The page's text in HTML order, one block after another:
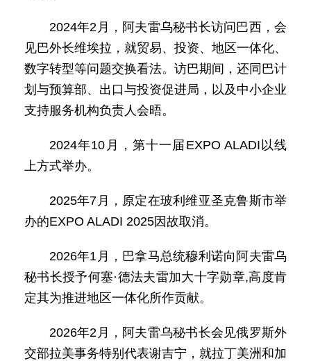
2024年2月，阿夫雷乌秘书长访问巴西，会
见巴外长维埃拉，就贸易、投资、地区一体化、
数字转型等问题交换看法。访巴期间，还同巴计
划与预算部、出口与投资促进局，以及中小企业
支持服务机构负责人会晤。
2024年10月，第十一届EXPO ALADI以线
上方式举办。
2025年7月，原定在玻利维亚圣克鲁斯市举
办的EXPO ALADI 2025因故取消。
2026年1月，巴拿马总统穆利诺向阿夫雷乌
秘书长授予何塞·德法夫雷加大十字勋章,高度肯
定其为推进地区一体化所作贡献。
2026年2月，阿夫雷乌秘书长会见俄罗斯外
交部拉美事务特别代表谢吉宁，就拉丁美洲和加